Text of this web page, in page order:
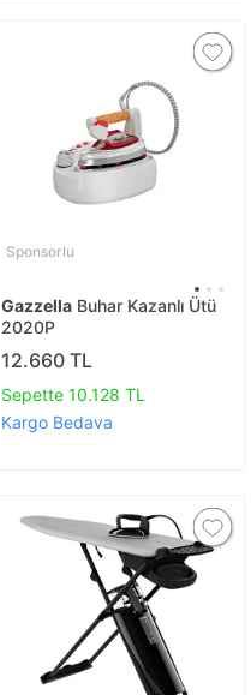
Sponsorlu
Gazzella Buhar Kazanlı Ütü
2020P
12.660 TL
Sepette 10.128 TL
Kargo Bedava